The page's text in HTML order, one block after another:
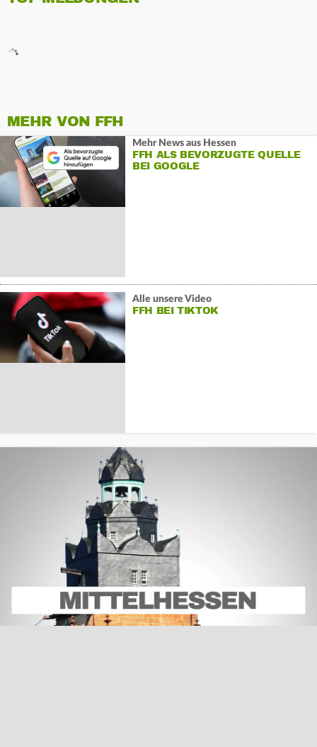
MEHR VON FFH
Mehr News aus Hessen
FFH ALS BEVORZUGTE QUELLE
BEI GOOGLE
Alle unsere Video
FFH BEI TIKTOK